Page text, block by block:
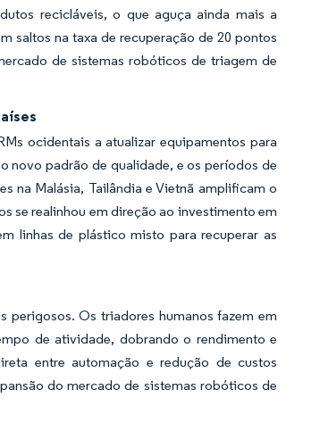
recicláveis, o que aguça ainda mais a
saltos na taxa de recuperação de 20 pontos
de sistemas robóticos de triagem de
ocidentais a atualizar equipamentos para
novo padrão de qualidade, e os períodos de
na Malásia, Tailândia e Vietnã amplificam o
se realinhou em direção ao investimento em
linhas de plástico misto para recuperar as
perigosos. Os triadores humanos fazem em
de atividade, dobrando o rendimento e
entre automação e redução de custos
do mercado de sistemas robóticos de